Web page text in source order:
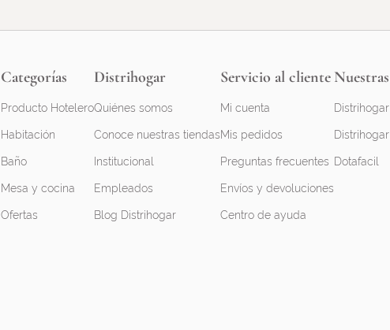
Categorías
Producto Hotelero
Habitación
Baño
Mesa y cocina
Ofertas
Distrihogar
Quiénes somos
Conoce nuestras tiendas
Institucional
Empleados
Blog Distrihogar
Servicio al cliente
Mi cuenta
Mis pedidos
Preguntas frecuentes
Envíos y devoluciones
Centro de ayuda
Dotafacil